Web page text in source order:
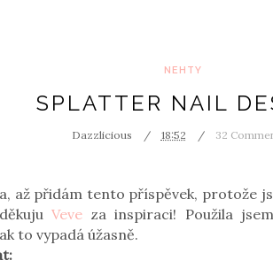
NEHTY
SPLATTER NAIL
Dazzlicious 18:52 32
až přidám tento příspěvek, protože
Veveza inspiraci! Použila
to vypadá úžasně.